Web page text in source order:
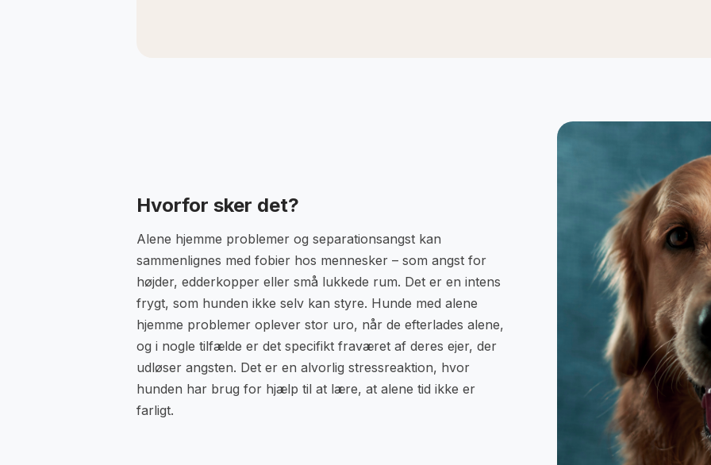
Hvorfor sker det?
Alene hjemme problemer og separationsangst kan
sammenlignes med fobier hos mennesker – som angst for
højder, edderkopper eller små lukkede rum. Det er en intens
frygt, som hunden ikke selv kan styre. Hunde med alene
hjemme problemer oplever stor uro, når de efterlades alene,
og i nogle tilfælde er det specifikt fraværet af deres ejer, der
udløser angsten. Det er en alvorlig stressreaktion, hvor
hunden har brug for hjælp til at lære, at alene tid ikke er
farligt.